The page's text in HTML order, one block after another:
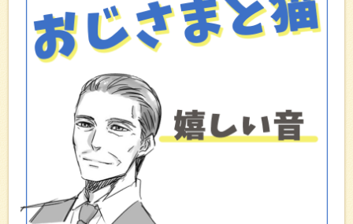
【おじさまと猫番外編】嬉
えたらふくまるの幸せタイ